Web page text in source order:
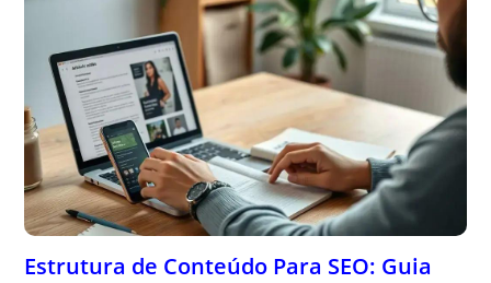
Estrutura de Conteúdo Para SEO: Guia